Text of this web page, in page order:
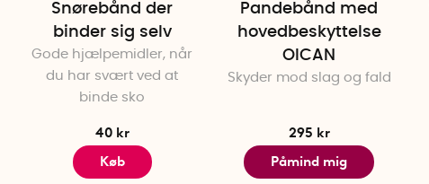
Snørebånd der
binder sig selv
Gode hjælpemidler, når
du har svært ved at
binde sko
40 kr
Køb
Pandebånd med
hovedbeskyttelse
OICAN
Skyder mod slag og fald
295 kr
Påmind mig